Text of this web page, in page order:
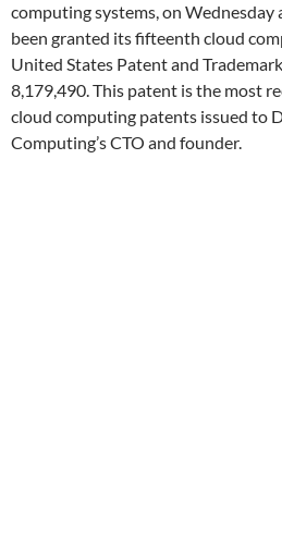
computing systems, on
been granted its fifteenth cloud
United States Patent and
8,179,490. This patent is the most
cloud computing patents issued to
Computing’s CTO and founder.